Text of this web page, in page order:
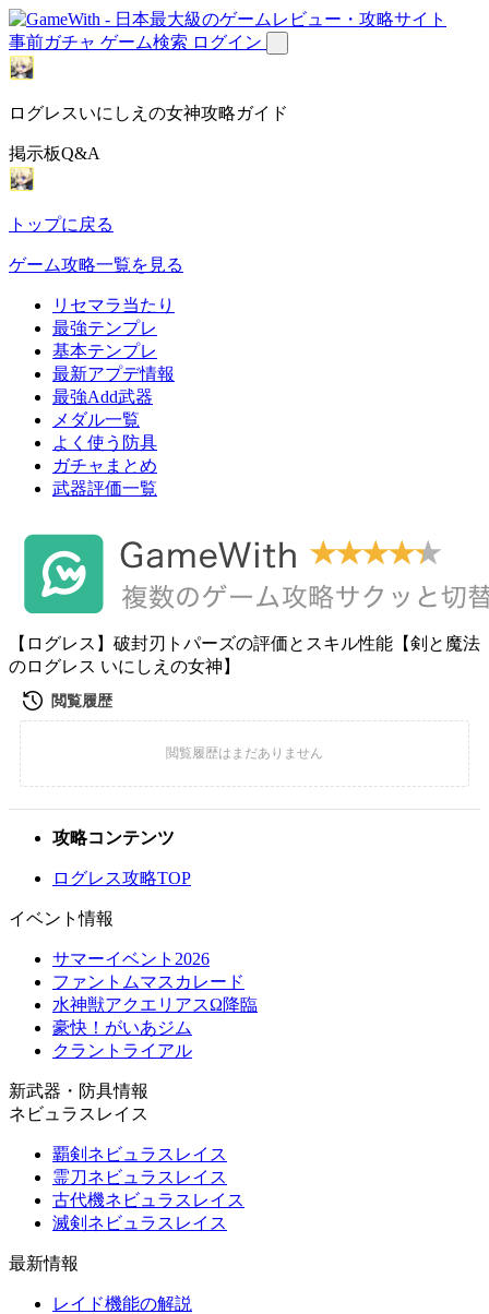
事前ガチャ ゲーム検索 ログイン
ログレスいにしえの女神攻略ガイド
掲示板Q&A
トップに戻る
ゲーム攻略一覧を見る
リセマラ当たり
最強テンプレ
基本テンプレ
最新アプデ情報
最強Add武器
メダル一覧
よく使う防具
ガチャまとめ
武器評価一覧
【ログレス】破封刃トパーズの評価とスキル性能【剣と魔法
のログレス いにしえの女神】
攻略コンテンツ
ログレス攻略TOP
イベント情報
サマーイベント2026
ファントムマスカレード
水神獣アクエリアスΩ降臨
豪快！がいあジム
クラントライアル
新武器・防具情報
ネビュラスレイス
覇剣ネビュラスレイス
霊刀ネビュラスレイス
古代機ネビュラスレイス
滅剣ネビュラスレイス
最新情報
レイド機能の解説